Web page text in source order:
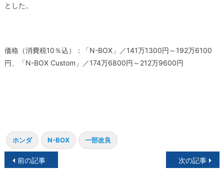
とした。
価格（消費税10％込）：「N-BOX」／141万1300円～192万6100
円、「N-BOX Custom」／174万6800円～212万9600円
ホンダ N-BOX 一部改良
投前の記事 次の記事